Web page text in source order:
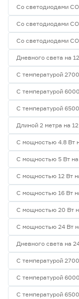
Со светодиодами
Со светодиодами
Со светодиодами
Дневного света на
С температурой
С температурой
С температурой
Длиной 2 метра на
С мощностью 4.8 Вт
С мощностью 5 Вт на
С мощностью 12 Вт
С мощностью 16 Вт
С мощностью 20 Вт
С мощностью 24 Вт
Дневного света на
С температурой
С температурой
С температурой